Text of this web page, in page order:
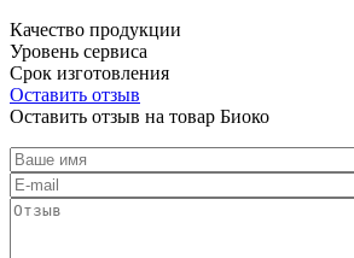
Качество продукции
Уровень сервиса
Срок изготовления
Оставить отзыв
Оставить отзыв на товар Биоко